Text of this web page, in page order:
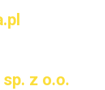
sp. z o.o.